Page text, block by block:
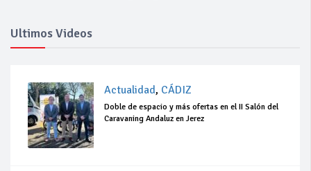
Ultimos Videos
Actualidad, CÁDIZ
Doble de espacio y más ofertas en el II Salón del
Caravaning Andaluz en Jerez